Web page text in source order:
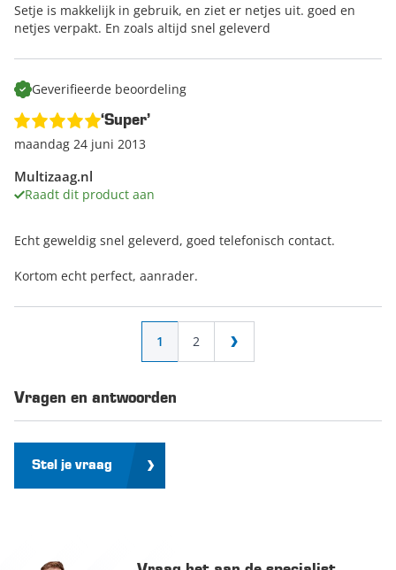
Setje is makkelijk in gebruik, en ziet er netjes uit. goed en
netjes verpakt. En zoals altijd snel geleverd
Geverifieerde beoordeling
Multizaag.nl
Raadt dit product aan
‘Super’
maandag 24 juni 2013
Echt geweldig snel geleverd, goed telefonisch contact.
Kortom echt perfect, aanrader.
U lees momenteel pagina
1 Pagina
2 Pagina
Vragen en antwoorden
Stel je vraag